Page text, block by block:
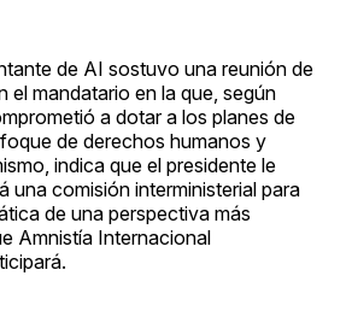
de AI sostuvo una reunión de
el mandatario en la que, según
a dotar a los planes de
de derechos humanos y
indica que el presidente le
una comisión interministerial para
de una perspectiva más
Amnistía Internacional